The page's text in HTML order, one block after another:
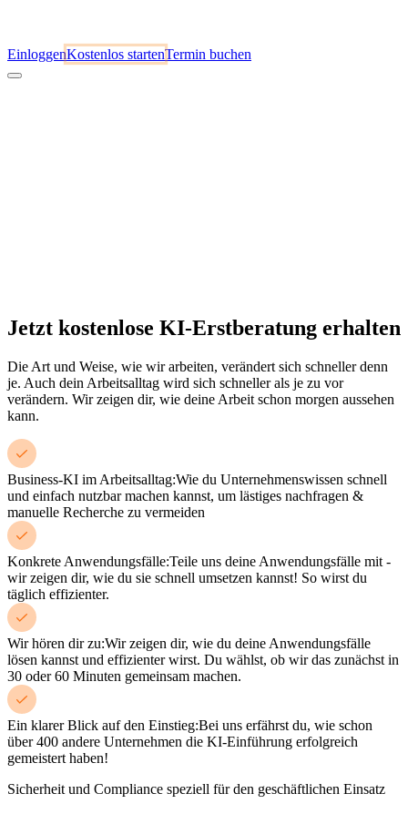
EinloggenKostenlos startenTermin buchen
Jetzt kostenlose KI-Erstberatung erhalten
Die Art und Weise, wie wir arbeiten, verändert sich schneller denn
je. Auch dein Arbeitsalltag wird sich schneller als je zu vor
verändern. Wir zeigen dir, wie deine Arbeit schon morgen aussehen
kann.
Business-KI im Arbeitsalltag:Wie du Unternehmenswissen schnell
und einfach nutzbar machen kannst, um lästiges nachfragen &
manuelle Recherche zu vermeiden
Konkrete Anwendungsfälle:Teile uns deine Anwendungsfälle mit -
wir zeigen dir, wie du sie schnell umsetzen kannst! So wirst du
täglich effizienter.
Wir hören dir zu:Wir zeigen dir, wie du deine Anwendungsfälle
lösen kannst und effizienter wirst. Du wählst, ob wir das zunächst in
30 oder 60 Minuten gemeinsam machen.
Ein klarer Blick auf den Einstieg:Bei uns erfährst du, wie schon
über 400 andere Unternehmen die KI-Einführung erfolgreich
gemeistert haben!
Sicherheit und Compliance speziell für den geschäftlichen Einsatz